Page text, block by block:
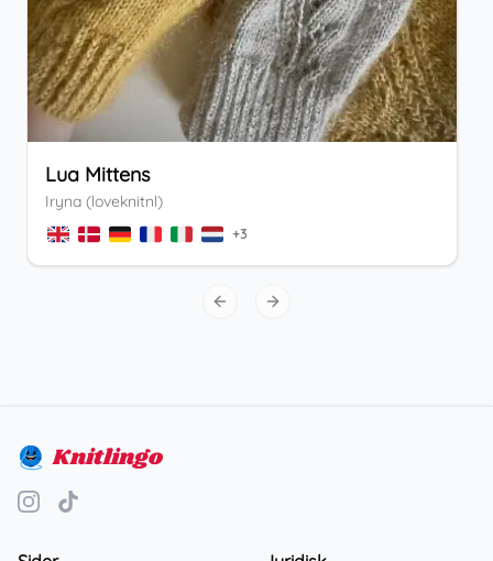
Lua Mittens
Iryna (loveknitnl)
+3
Previous slide
Next slide
Knitlingo